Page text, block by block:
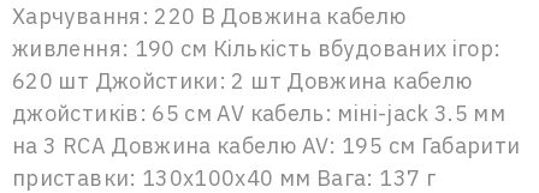
Харчування: 220 В Довжина кабелю
живлення: 190 см Кількість вбудованих ігор:
620 шт Джойстики: 2 шт Довжина кабелю
джойстиків: 65 см AV кабель: міні-jack 3.5 мм
на 3 RCA Довжина кабелю AV: 195 см Габарити
приставки: 130х100х40 мм Вага: 137 г